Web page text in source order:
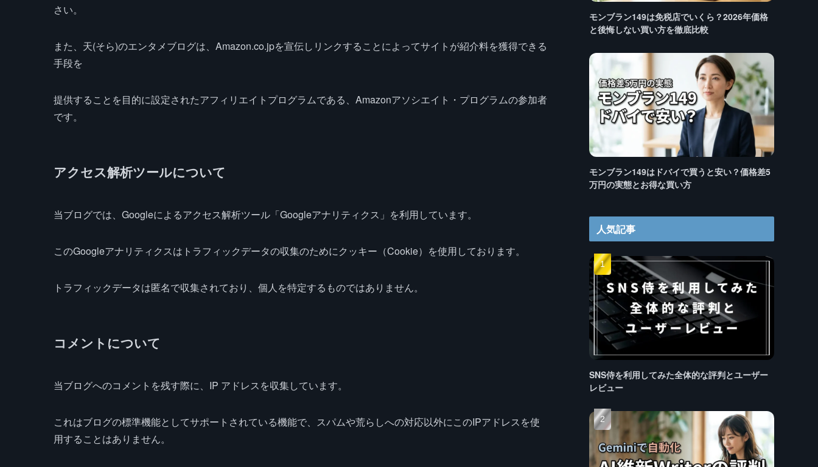
さい。
また、天(そら)のエンタメブログは、Amazon.co.jpを宣伝しリンクすることによってサイトが紹介料を獲得できる
手段を
提供することを目的に設定されたアフィリエイトプログラムである、Amazonアソシエイト・プログラムの参加者
です。
アクセス解析ツールについて
当ブログでは、Googleによるアクセス解析ツール「Googleアナリティクス」を利用しています。
このGoogleアナリティクスはトラフィックデータの収集のためにクッキー（Cookie）を使用しております。
トラフィックデータは匿名で収集されており、個人を特定するものではありません。
コメントについて
当ブログへのコメントを残す際に、IP アドレスを収集しています。
これはブログの標準機能としてサポートされている機能で、スパムや荒らしへの対応以外にこのIPアドレスを使
用することはありません。
モンブラン149は免税店でいくら？2026年価格
と後悔しない買い方を徹底比較
モンブラン149はドバイで買うと安い？価格差5
万円の実態とお得な買い方
人気記事
SNS侍を利用してみた全体的な評判とユーザー
レビュー